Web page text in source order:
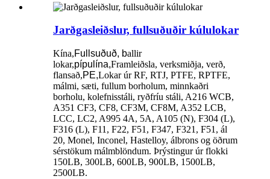
Jarðgasleiðslur, fullsuðuðir kúlulokar
Kína,Fullsuðuð, ballir
lokar,pípulína,Framleiðsla, verksmiðja, verð,
flansað,PE,Lokar úr RF, RTJ, PTFE, RPTFE,
málmi, sæti, fullum borholum, minnkaðri
borholu, kolefnisstáli, ryðfríu stáli, A216 WCB,
A351 CF3, CF8, CF3M, CF8M, A352 LCB,
LCC, LC2, A995 4A, 5A, A105 (N), F304 (L),
F316 (L), F11, F22, F51, F347, F321, F51, ál
20, Monel, Inconel, Hastelloy, álbrons og öðrum
sérstökum málmblöndum. Þrýstingur úr flokki
150LB, 300LB, 600LB, 900LB, 1500LB,
2500LB.